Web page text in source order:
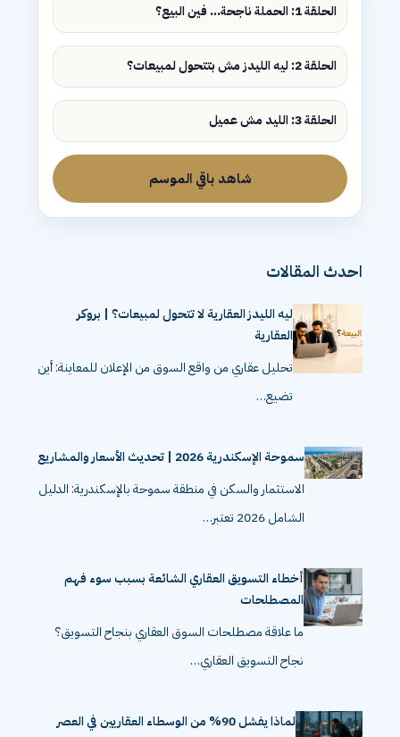
الحلقة 1: الحملة ناجحة... فين البيع؟
الحلقة 2: ليه الليدز مش بتتحول لمبيعات؟
الحلقة 3: الليد مش عميل
شاهد باقي الموسم
احدث المقالات
ليه الليدز العقارية لا تتحول لمبيعات؟ | بروكر
العقارية
تحليل عقاري من واقع السوق من الإعلان للمعاينة: أين
تضيع…
سموحة الإسكندرية 2026 | تحديث الأسعار والمشاريع
الاستثمار والسكن في منطقة سموحة بالإسكندرية: الدليل
الشامل 2026 تعتبر…
أخطاء التسويق العقاري الشائعة بسبب سوء فهم
المصطلحات
ما علاقة مصطلحات السوق العقاري بنجاح التسويق؟
نجاح التسويق العقاري…
لماذا يفشل 90% من الوسطاء العقاريين في العصر